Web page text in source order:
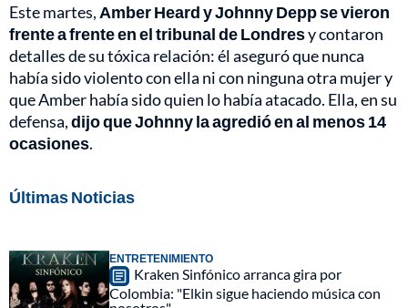
Este martes, Amber Heard y Johnny Depp se vieron
frente a frente en el tribunal de Londresy contaron
detalles de su tóxica relación: él aseguró que nunca
había sido violento con ella ni con ninguna otra mujer y
que Amber había sido quien lo había atacado. Ella, en su
defensa,dijo que Johnny la agredió en al menos 14
ocasiones.
Últimas Noticias
ENTRETENIMIENTO
Kraken Sinfónico arranca gira por
Colombia: "Elkin sigue haciendo música con